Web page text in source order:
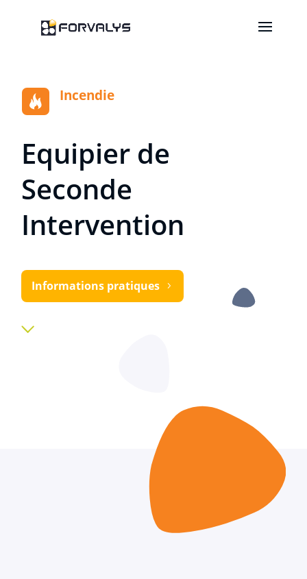
Incendie
Equipier de
Seconde
Intervention
Informations pratiques